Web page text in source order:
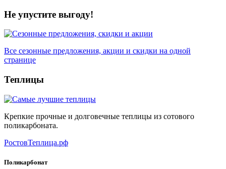
Не упустите выгоду!
Все сезонные предложения, акции и скидки на одной
странице
Теплицы
Крепкие прочные и долговечные теплицы из сотового
поликарбоната.
РостовТеплица.рф
Поликарбонат